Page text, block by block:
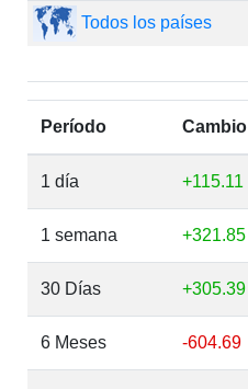
Todos los países
Período Cambio
1 día +115.11
1 semana +321.85
30 Días +305.39
6 Meses -604.69